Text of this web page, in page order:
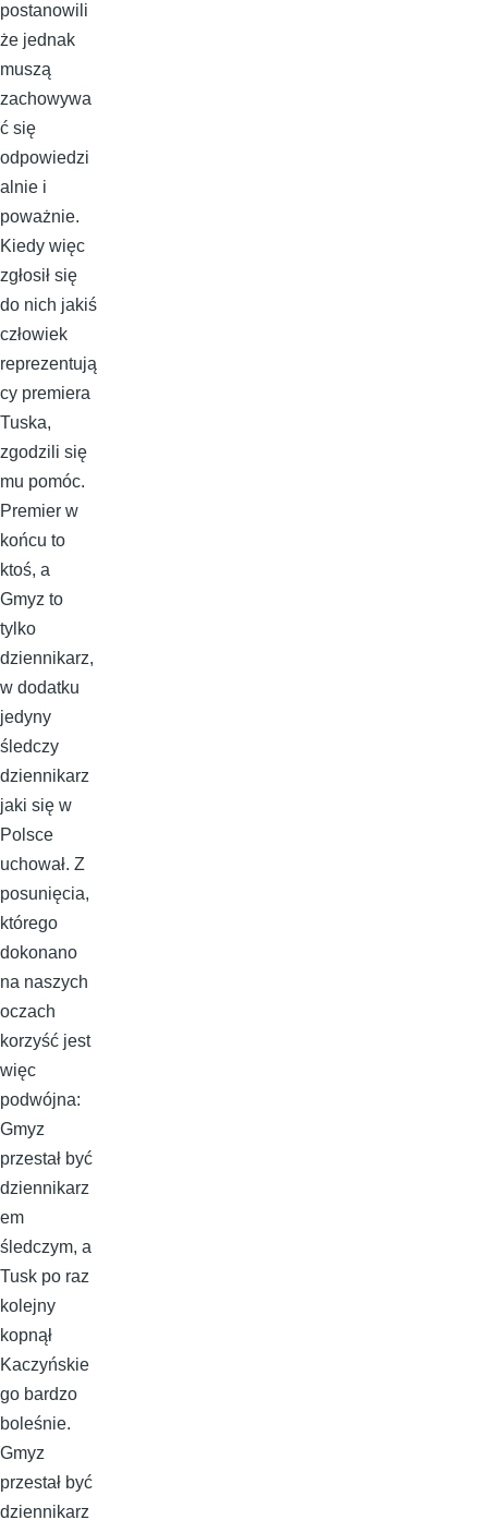
postanowili
że jednak
muszą
zachowywa
ć się
odpowiedzi
alnie i
poważnie.
Kiedy więc
zgłosił się
do nich jakiś
człowiek
reprezentują
cy premiera
Tuska,
zgodzili się
mu pomóc.
Premier w
końcu to
ktoś, a
Gmyz to
tylko
dziennikarz,
w dodatku
jedyny
śledczy
dziennikarz
jaki się w
Polsce
uchował. Z
posunięcia,
którego
dokonano
na naszych
oczach
korzyść jest
więc
podwójna:
Gmyz
przestał być
dziennikarz
em
śledczym, a
Tusk po raz
kolejny
kopnął
Kaczyńskie
go bardzo
boleśnie.
Gmyz
przestał być
dziennikarz